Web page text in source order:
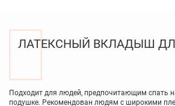
ЛАТЕКСНЫЙ ВКЛАДЫШ
Подходит для людей, предпочитающим спать
подушке. Рекомендован людям с широкими